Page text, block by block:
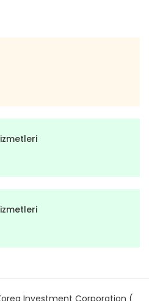
Investment Corporation (